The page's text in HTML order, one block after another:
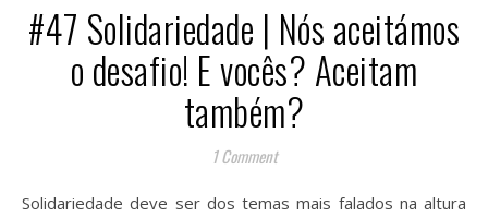
#47 Solidariedade | Nós aceitámos
o desafio! E vocês? Aceitam
também?
1 Comment
Solidariedade deve ser dos temas mais falados na altura